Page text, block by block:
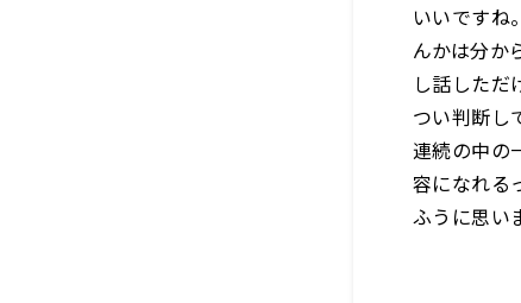
いいですね
んかは分か
し話しただ
つい判断し
連続の中の
容になれる
ふうに思い